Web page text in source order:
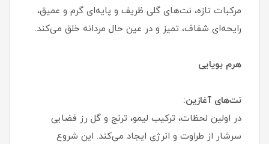
مرکبات تازه، نت‌های گلی ظریف و پایه‌ای گرم و عمیق،
رایحه‌ای شفاف، تمیز و در عین حال مردانه خلق می‌کند.
هرم بویایی
نت‌های آغازین:
در اولین لحظات، ترکیب لیمو، ترنج و گل رز فضایی
سرشار از طراوت و انرژی ایجاد می‌کند. این شروع